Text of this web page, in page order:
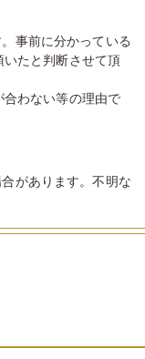
事前に分かっている
たと判断させて頂
わない等の理由で
があります。不明な